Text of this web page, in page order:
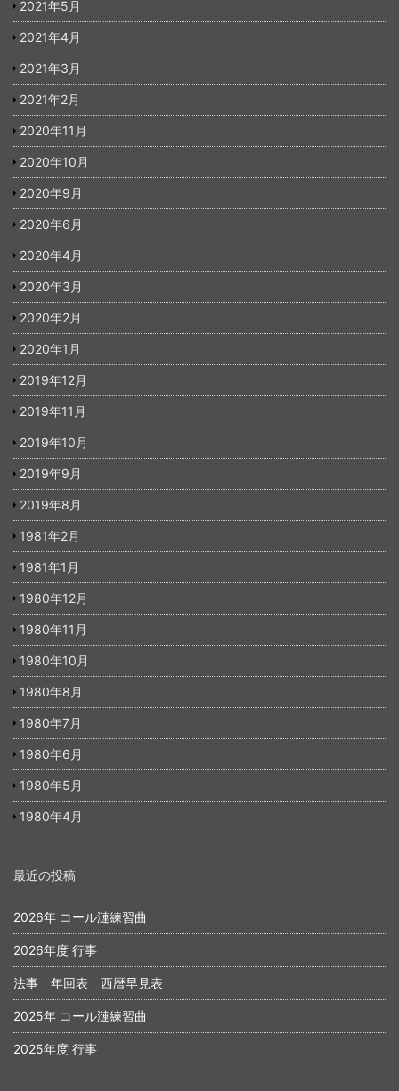
2021年5月
2021年4月
2021年3月
2021年2月
2020年11月
2020年10月
2020年9月
2020年6月
2020年4月
2020年3月
2020年2月
2020年1月
2019年12月
2019年11月
2019年10月
2019年9月
2019年8月
1981年2月
1981年1月
1980年12月
1980年11月
1980年10月
1980年8月
1980年7月
1980年6月
1980年5月
1980年4月
最近の投稿
2026年 コール漣練習曲
2026年度 行事
法事 年回表 西暦早見表
2025年 コール漣練習曲
2025年度 行事